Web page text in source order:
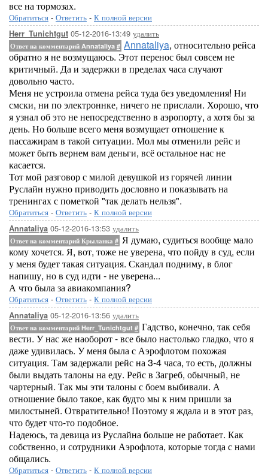
все на тормозах.
Обратиться - Ответить - К полной версии
Herr_Tunichtgut 05-12-2016-13:49 удалить
Ответ на комментарий Annataliya # Annataliya, относительно рейса
обратно я не возмущаюсь. Этот перенос был совсем не
критичный. Да и задержки в пределах часа случают
довольно часто.
Меня не устроила отмена рейса туда без уведомления! Ни
смски, ни по электроннке, ничего не прислали. Хорошо, что
я узнал об это не непосредственно в аэропорту, а хотя бы за
день. Но больше всего меня возмущает отношение к
пассажирам в такой ситуации. Мол мы отменили рейс и
может быть вернем вам деньги, всё остальное нас не
касается.
Тот мой разговор с милой девушкой из горячей линии
Руслайн нужно приводить дословно и показывать на
тренингах с пометкой "так делать нельзя".
Обратиться - Ответить - К полной версии
Annataliya 05-12-2016-13:53 удалить
Ответ на комментарий Крыланка # Я думаю, судиться вообще мало
кому хочется. Я, вот, тоже не уверена, что пойду в суд, если
у меня будет такая ситуация. Скандал подниму, в блог
напишу, но в суд идти - не уверена...
А что была за авиакомпания?
Обратиться - Ответить - К полной версии
Annataliya 05-12-2016-13:56 удалить
Ответ на комментарий Herr_Tunichtgut # Гадство, конечно, так себя
вести. У нас же наоборот - все было настолько гладко, что я
даже удивилась. У меня была с Аэрофлотом похожая
ситуация. Там задержали рейс на 3-4 часа, то есть, должны
были выдать талоны на еду. Рейс в Загреб, обычный, не
чартерный. Так мы эти талоны с боем выбивали. А
отношение было такое, как будто мы к ним пришли за
милостыней. Отвратительно! Поэтому я ждала и в этот раз,
что будет что-то подобное.
Надеюсь, та девица из Руслайна больше не работает. Как
собственно, и сотрудники Аэрофлота, которые тогда с нами
общались.
Обратиться - Ответить - К полной версии